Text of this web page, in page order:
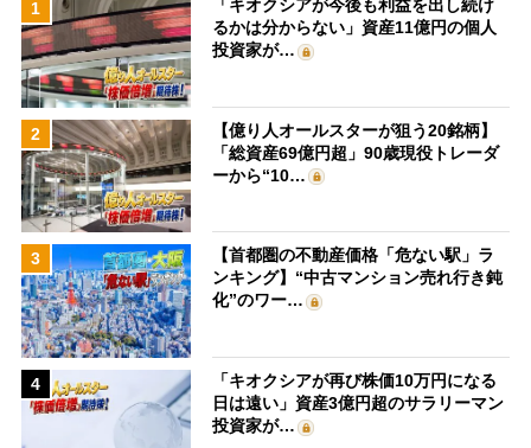
1
「キオクシアが今後も利益を出し続け
るかは分からない」資産11億円の個人
投資家が…
2
【億り人オールスターが狙う20銘柄】
「総資産69億円超」90歳現役トレーダ
ーから“10…
3
【首都圏の不動産価格「危ない駅」ラ
ンキング】“中古マンション売れ行き鈍
化”のワー…
4
「キオクシアが再び株価10万円になる
日は遠い」資産3億円超のサラリーマン
投資家が…